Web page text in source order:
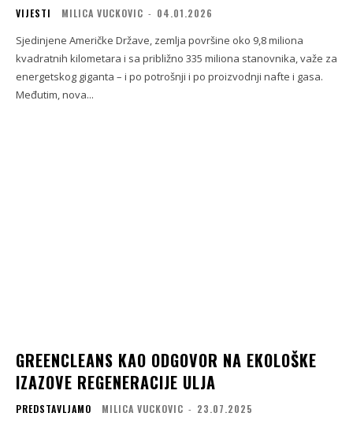
VIJESTI MILICA VUCKOVIC - 04.01.2026
Sjedinjene Američke Države, zemlja površine oko 9,8 miliona
kvadratnih kilometara i sa približno 335 miliona stanovnika, važe za
energetskog giganta – i po potrošnji i po proizvodnji nafte i gasa.
Međutim, nova...
GREENCLEANS KAO ODGOVOR NA EKOLOŠKE
IZAZOVE REGENERACIJE ULJA
PREDSTAVLJAMO MILICA VUCKOVIC - 23.07.2025